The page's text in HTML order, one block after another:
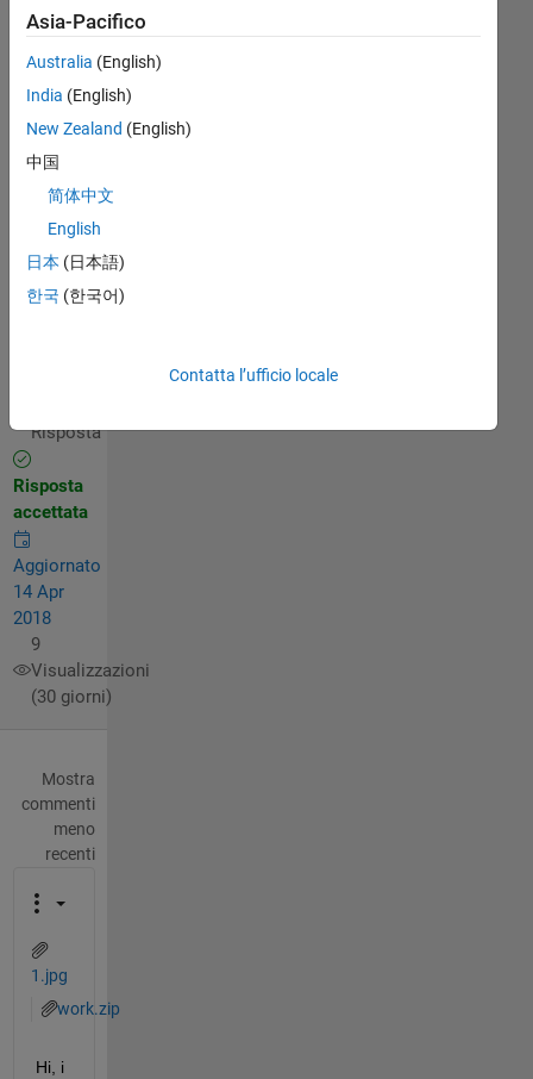
model. i
will be
very
thankful
for this
kindness.
tha
usman
Risposta
Risposta
accettata
Aggiornato
14 Apr
2018
9
Visualizzazioni
(30 giorni)
Mostra
commenti
meno
recenti
1.jpg
work.zip
Hi, i
Asia-Pacifico
Australia (English)
India (English)
New Zealand (English)
中国
简体中文
English
日本 (日本語)
한국 (한국어)
Contatta l’ufficio locale